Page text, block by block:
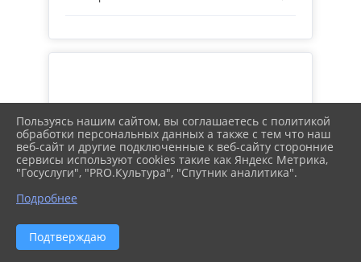
ВВЕДИТЕ СВОЙ ПОИСКОВЫЙ
ЗАПРОС
2026 г. kazancrb.ru
Вход
Пользуясь нашим сайтом, вы соглашаетесь с политикой
обработки персональных данных а также с тем что наш
веб-сайт и другие подключенные к веб-сайту сторонние
сервисы используют cookies такие как Яндекс Метрика,
"Госуслуги", "PRO.Культура", "Спутник аналитика".
Подробнее
Подтверждаю